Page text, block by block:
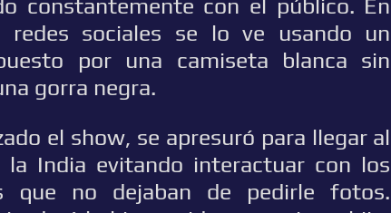
constantemente con el público. En
sociales se lo ve usando un
por una camiseta blanca sin
gorra negra.
el show, se apresuró para llegar al
la India evitando interactuar con los
que no dejaban de pedirle fotos.